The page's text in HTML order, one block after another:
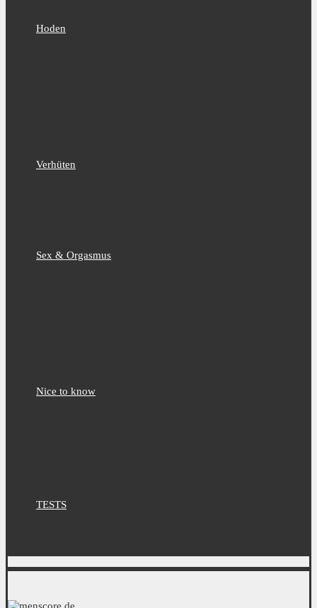
Hoden
Verhüten
Sex & Orgasmus
Nice to know
TESTS